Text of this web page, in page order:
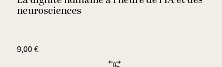
neurosciences
9,00 €